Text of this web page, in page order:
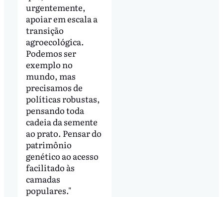
urgentemente,
apoiar em escala a
transição
agroecológica.
Podemos ser
exemplo no
mundo, mas
precisamos de
políticas robustas,
pensando toda
cadeia da semente
ao prato. Pensar do
patrimônio
genético ao acesso
facilitado às
camadas
populares."